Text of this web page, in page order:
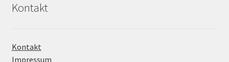
Kontakt
Kontakt
Impressum